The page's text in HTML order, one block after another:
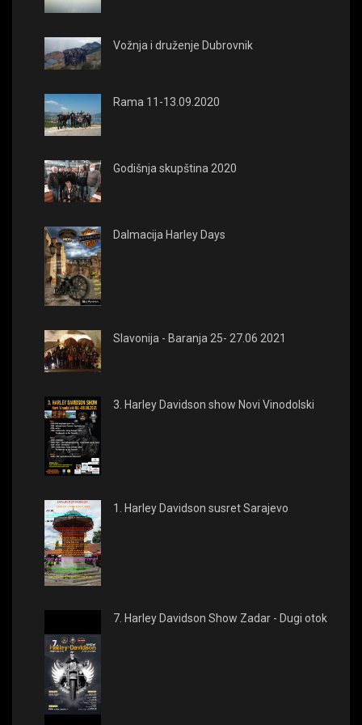
Vožnja i druženje Dubrovnik
Rama 11-13.09.2020
Godišnja skupština 2020
Dalmacija Harley Days
Slavonija - Baranja 25- 27.06 2021
3. Harley Davidson show Novi Vinodolski
1. Harley Davidson susret Sarajevo
7. Harley Davidson Show Zadar - Dugi otok